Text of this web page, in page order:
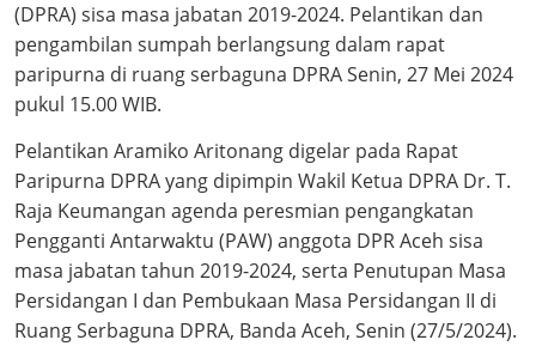
(DPRA) sisa masa jabatan 2019-2024. Pelantikan dan
pengambilan sumpah berlangsung dalam rapat
paripurna di ruang serbaguna DPRA Senin, 27 Mei 2024
pukul 15.00 WIB.
Pelantikan Aramiko Aritonang digelar pada Rapat
Paripurna DPRA yang dipimpin Wakil Ketua DPRA Dr. T.
Raja Keumangan agenda peresmian pengangkatan
Pengganti Antarwaktu (PAW) anggota DPR Aceh sisa
masa jabatan tahun 2019-2024, serta Penutupan Masa
Persidangan I dan Pembukaan Masa Persidangan II di
Ruang Serbaguna DPRA, Banda Aceh, Senin (27/5/2024).